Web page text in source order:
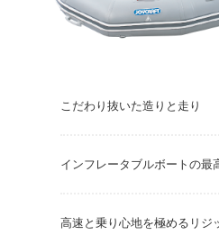
こだわり抜いた造りと走り
インフレータブルボートの最
高速と乗り心地を極めるリジ